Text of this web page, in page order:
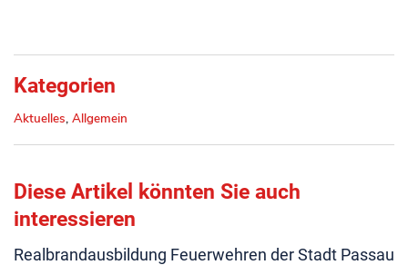
Kategorien
Aktuelles, Allgemein
Diese Artikel könnten Sie auch
interessieren
Realbrandausbildung Feuerwehren der Stadt Passau